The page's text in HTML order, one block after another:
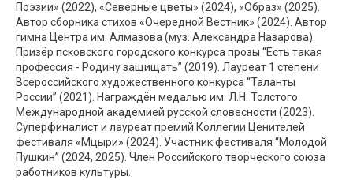
Поэзии» (2022), «Северные цветы» (2024), «Образ» (2025).
Автор сборника стихов «Очередной Вестник» (2024). Автор
гимна Центра им. Алмазова (муз. Александра Назарова).
Призёр псковского городского конкурса прозы “Есть такая
профессия - Родину защищать” (2019). Лауреат 1 степени
Всероссийского художественного конкурса “Таланты
России” (2021). Награждëн медалью им. Л.Н. Толстого
Международной академией русской словесности (2023).
Суперфиналист и лауреат премий Коллегии Ценителей
фестиваля «Мцыри» (2024). Участник фестиваля “Молодой
Пушкин” (2024, 2025). Член Российского творческого союза
работников культуры.